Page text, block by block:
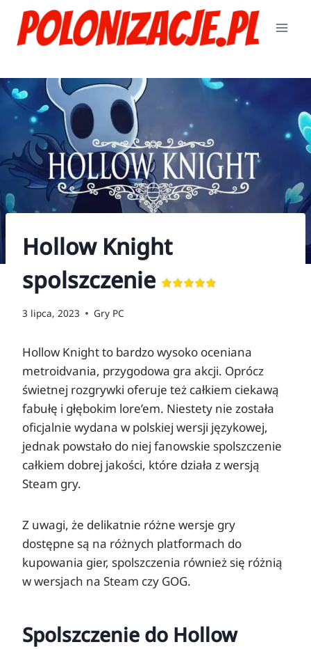
Przejdź
treści
Hollow Knight
spolszczenie
3 lipca, 2023 Gry PC
Hollow Knight to bardzo wysoko oceniana
metroidvania, przygodowa gra akcji. Oprócz
świetnej rozgrywki oferuje też całkiem ciekawą
fabułę i głębokim lore’em. Niestety nie została
oficjalnie wydana w polskiej wersji językowej,
jednak powstało do niej fanowskie spolszczenie
całkiem dobrej jakości, które działa z wersją
Steam gry.
Z uwagi, że delikatnie różne wersje gry
dostępne są na różnych platformach do
kupowania gier, spolszczenia również się różnią
w wersjach na Steam czy GOG.
Spolszczenie do Hollow